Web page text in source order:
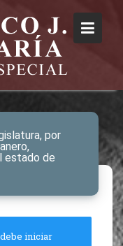
por
estado de
iniciar